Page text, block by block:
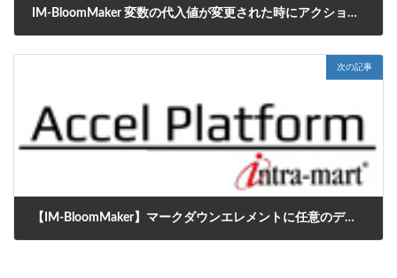
IM-BloomMaker 変数の代入値が変更された時にアクションを実行するサンプル
次の記事
【IM-BloomMaker】マークダウンエレメントに任意のデザインを追加する方法